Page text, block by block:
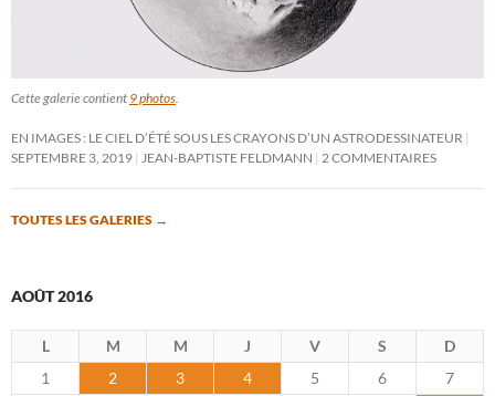
Cette galerie contient 9 photos.
EN IMAGES : LE CIEL D’ÉTÉ SOUS LES CRAYONS D’UN ASTRODESSINATEUR
SEPTEMBRE 3, 2019 JEAN-BAPTISTE FELDMANN 2 COMMENTAIRES
TOUTES LES GALERIES →
AOÛT 2016
L M M J V S
D
1
2 3 4 5 6 7